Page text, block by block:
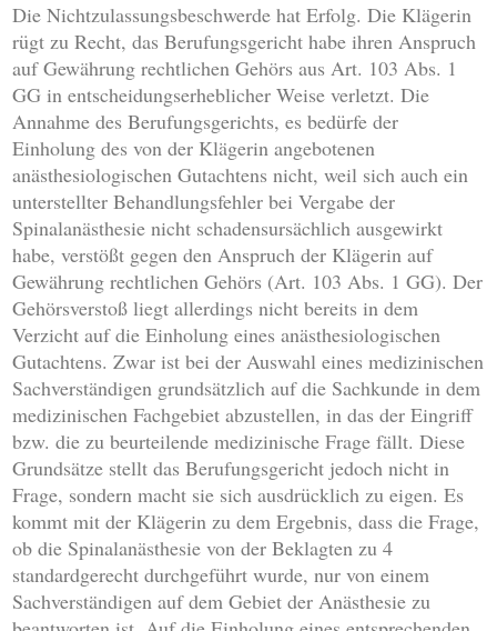
Die Nichtzulassungsbeschwerde hat Erfolg. Die Klägerin
rügt zu Recht, das Berufungsgericht habe ihren Anspruch
auf Gewährung rechtlichen Gehörs aus Art. 103 Abs. 1
GG in entscheidungserheblicher Weise verletzt. Die
Annahme des Berufungsgerichts, es bedürfe der
Einholung des von der Klägerin angebotenen
anästhesiologischen Gutachtens nicht, weil sich auch ein
unterstellter Behandlungsfehler bei Vergabe der
Spinalanästhesie nicht schadensursächlich ausgewirkt
habe, verstößt gegen den Anspruch der Klägerin auf
Gewährung rechtlichen Gehörs (Art. 103 Abs. 1 GG). Der
Gehörsverstoß liegt allerdings nicht bereits in dem
Verzicht auf die Einholung eines anästhesiologischen
Gutachtens. Zwar ist bei der Auswahl eines medizinischen
Sachverständigen grundsätzlich auf die Sachkunde in dem
medizinischen Fachgebiet abzustellen, in das der Eingriff
bzw. die zu beurteilende medizinische Frage fällt. Diese
Grundsätze stellt das Berufungsgericht jedoch nicht in
Frage, sondern macht sie sich ausdrücklich zu eigen. Es
kommt mit der Klägerin zu dem Ergebnis, dass die Frage,
ob die Spinalanästhesie von der Beklagten zu 4
standardgerecht durchgeführt wurde, nur von einem
Sachverständigen auf dem Gebiet der Anästhesie zu